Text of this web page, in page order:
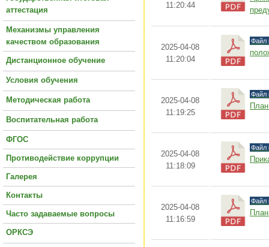
аттестация
Механизмы управления
качеством образования
Дистанционное обучение
Условия обучения
Методическая работа
Воспитательная работа
ФГОС
Противодействие коррупции
Галерея
Контакты
Часто задаваемые вопросы
ОРКСЭ
11:20:44
2025-04-08
11:20:04
Файл
2025-04-08
11:19:25
Файл
2025-04-08
11:18:09
Файл
2025-04-08
11:16:59
Файл